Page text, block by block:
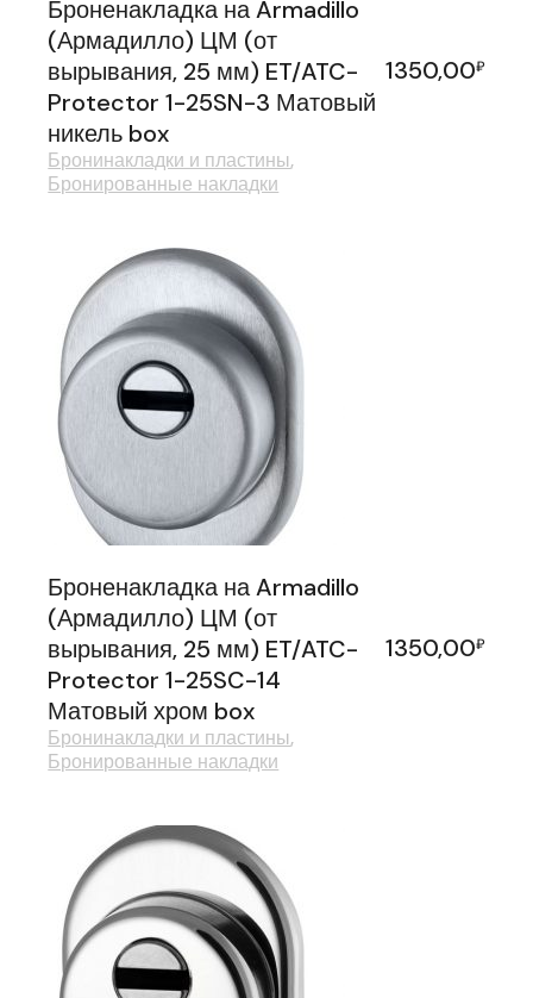
Броненакладка на Armadillo
(Армадилло) ЦМ (от
вырывания, 25 мм) ET/ATC-
Protector 1-25SN-3 Матовый
никель box
1350,00₽
Бронинакладки и пластины
Бронированные накладки
Броненакладка на Armadillo
(Армадилло) ЦМ (от
вырывания, 25 мм) ET/ATC-
Protector 1-25SC-14
Матовый хром box
1350,00₽
Бронинакладки и пластины
Бронированные накладки